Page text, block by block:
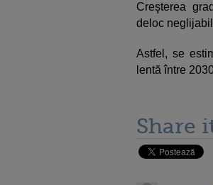
Creşterea
deloc
Astfel, se
lentă între
Share